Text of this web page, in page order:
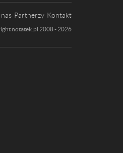
Partnerzy Kontakt
notatek.pl 2008 - 2026